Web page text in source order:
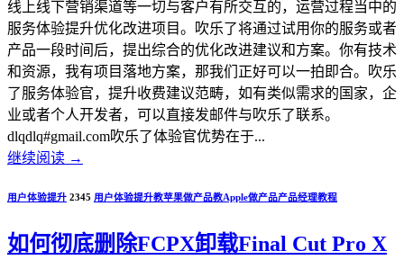
线上线下营销渠道等一切与客户有所交互的，运营过程当中的
服务体验提升优化改进项目。吹乐了将通过试用你的服务或者
产品一段时间后，提出综合的优化改进建议和方案。你有技术
和资源，我有项目落地方案，那我们正好可以一拍即合。吹乐
了服务体验官，提升收费建议范畴，如有类似需求的国家，企
业或者个人开发者，可以直接发邮件与吹乐了联系。
dlqdlq#gmail.com吹乐了体验官优势在于...
继续阅读 →
用户体验提升 2345 用户体验提升教苹果做产品教Apple做产品产品经理教程
如何彻底删除FCPX卸载Final Cut Pro X